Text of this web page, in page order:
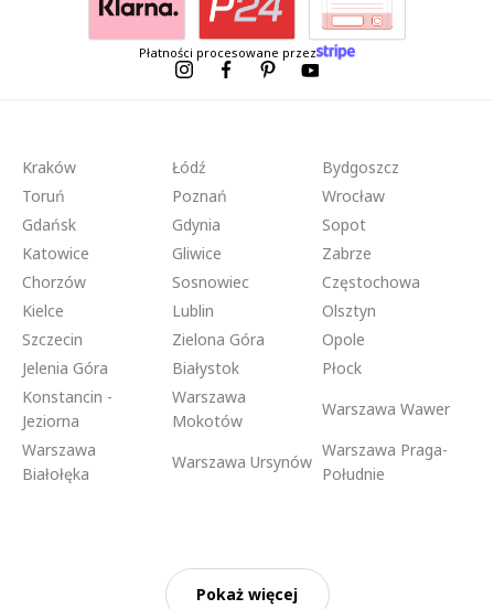
Płatności procesowane przez
Kraków Łódź
Bydgoszcz
Toruń
Poznań
Wrocław
Gdańsk
Gdynia
Sopot
Katowice
Gliwice
Zabrze
Chorzów
Sosnowiec
Częstochowa
Kielce
Lublin
Olsztyn
Szczecin
Zielona Góra
Opole
Jelenia Góra
Białystok
Płock
Konstancin -
Jeziorna
Warszawa
Mokotów
Warszawa Wawer
Warszawa
Białołęka
Warszawa Ursynów
Warszawa Praga-
Południe
Pokaż więcej